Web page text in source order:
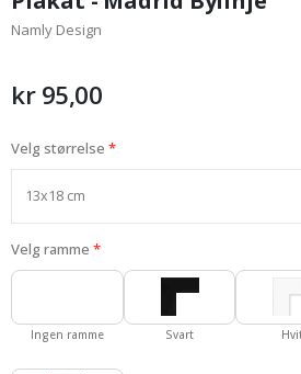
begynnelsen
av
Namly Design
kr 95,00
Velg størrelse
Velg ramme
Ingen ramme Svart